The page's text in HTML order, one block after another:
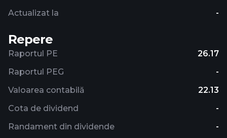
Actualizat la
-
Repere
Raportul PE
26.17
Raportul PEG
-
Valoarea contabilă
22.13
Cota de dividend
-
Randament din dividende
-